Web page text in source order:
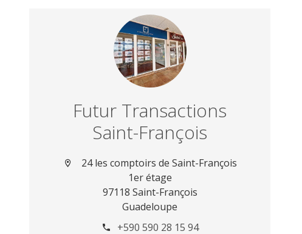
Futur Transactions
Saint-François
24 les comptoirs de Saint-François
1er étage
97118 Saint-François
Guadeloupe
+590 590 28 15 94